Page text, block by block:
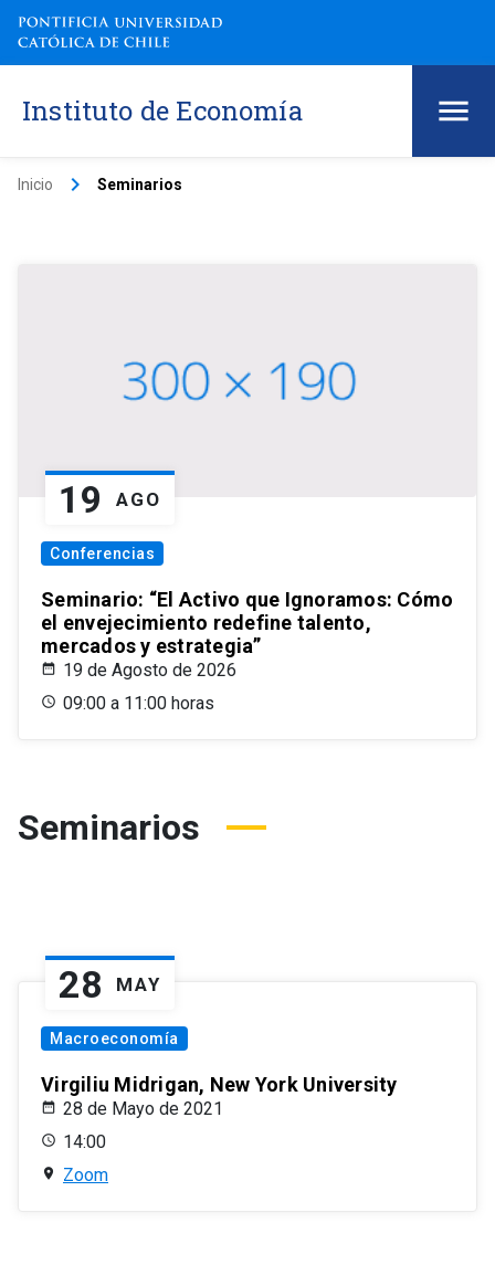
Instituto de Economía
Inicio keyboard_arrow_right Seminarios
19 AGO
Conferencias
Seminario: “El Activo que Ignoramos: Cómo
el envejecimiento redefine talento,
mercados y estrategia”
19 de Agosto de 2026
09:00 a 11:00 horas
Seminarios
28 MAY
Macroeconomía
Virgiliu Midrigan, New York University
28 de Mayo de 2021
14:00
Zoom